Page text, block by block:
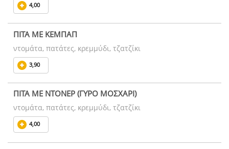
4,00
ΠΙΤΑ ΜΕ ΚΕΜΠΑΠ
ντομάτα, πατάτες, κρεμμύδι, τζατζίκι
3,90
ΠΙΤΑ ΜΕ ΝΤΟΝΕΡ (ΓΥΡΟ ΜΟΣΧΑΡΙ)
ντομάτα, πατάτες, κρεμμύδι, τζατζίκι
4,00